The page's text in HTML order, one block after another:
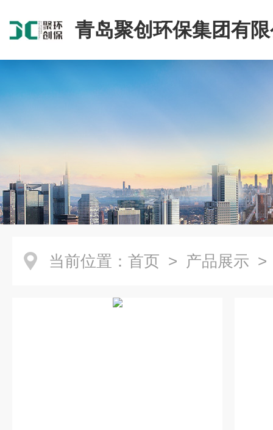
青岛聚创环保集团有
当前位置： 首页 > 产品展示